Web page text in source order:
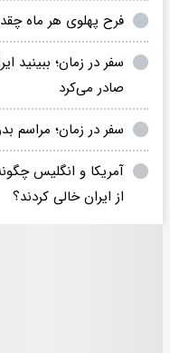
فرح پهلوی هر ماه
صادر می‌کرد
سفر در زمان؛ مراسم
آمریکا و انگلیس
از ایران خالی کردند؟